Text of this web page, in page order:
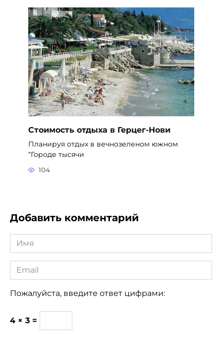
Стоимость отдыха в Герцег-Нови
Планируя отдых в вечнозеленом южном
“Городе тысячи
104
Добавить комментарий
Имя
*
Email
*
Пожалуйста, введите ответ цифрами:
4 × 3 =